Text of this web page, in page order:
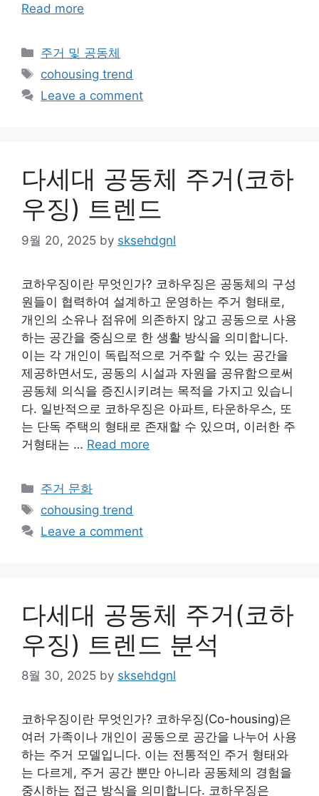
Read more
Categories
주거 및 공동체
Tags
cohousing trend
Leave a comment
다세대 공동체 주거(코하
우징) 트렌드
9월 20, 2025 by sksehdgnl
코하우징이란 무엇인가? 코하우징은 공동체의 구성
원들이 협력하여 설계하고 운영하는 주거 형태로,
개인의 소유나 점유에 의존하지 않고 공동으로 사용
하는 공간을 중심으로 한 생활 방식을 의미합니다.
이는 각 개인이 독립적으로 거주할 수 있는 공간을
제공하면서도, 공동의 시설과 자원을 공유함으로써
공동체 의식을 증진시키려는 목적을 가지고 있습니
다. 일반적으로 코하우징은 아파트, 타운하우스, 또
는 단독 주택의 형태로 존재할 수 있으며, 이러한 주
거형태는 … Read more
Categories
주거 문화
Tags
cohousing trend
Leave a comment
다세대 공동체 주거(코하
우징) 트렌드 분석
8월 30, 2025 by sksehdgnl
코하우징이란 무엇인가? 코하우징(Co-housing)은
여러 가족이나 개인이 공동으로 공간을 나누어 사용
하는 주거 모델입니다. 이는 전통적인 주거 형태와
는 다르게, 주거 공간 뿐만 아니라 공동체의 경험을
중시하는 접근 방식을 의미합니다. 코하우징은